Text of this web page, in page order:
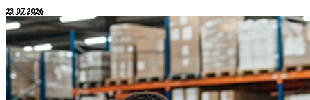
23.07.2026